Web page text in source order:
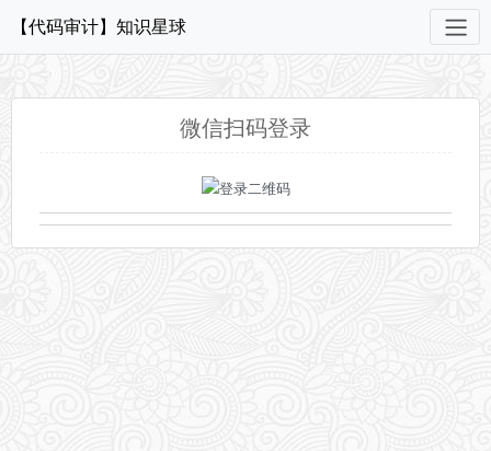
【代码审计】知识星球
微信扫码登录